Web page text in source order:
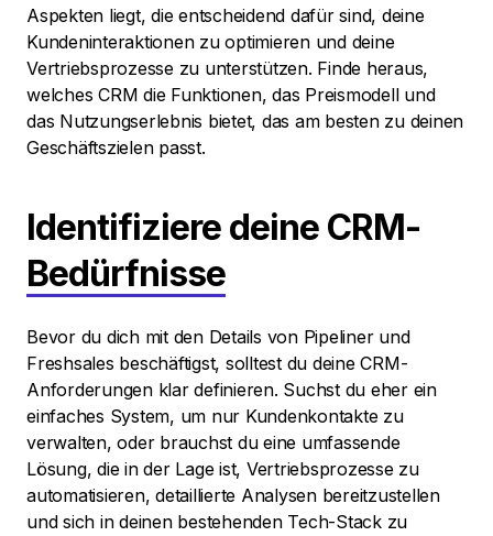
Aspekten liegt, die entscheidend dafür sind, deine
Kundeninteraktionen zu optimieren und deine
Vertriebsprozesse zu unterstützen. Finde heraus,
welches CRM die Funktionen, das Preismodell und
das Nutzungserlebnis bietet, das am besten zu deinen
Geschäftszielen passt.
Identifiziere deine CRM-
Bedürfnisse
Bevor du dich mit den Details von Pipeliner und
Freshsales beschäftigst, solltest du deine CRM-
Anforderungen klar definieren. Suchst du eher ein
einfaches System, um nur Kundenkontakte zu
verwalten, oder brauchst du eine umfassende
Lösung, die in der Lage ist, Vertriebsprozesse zu
automatisieren, detaillierte Analysen bereitzustellen
und sich in deinen bestehenden Tech-Stack zu